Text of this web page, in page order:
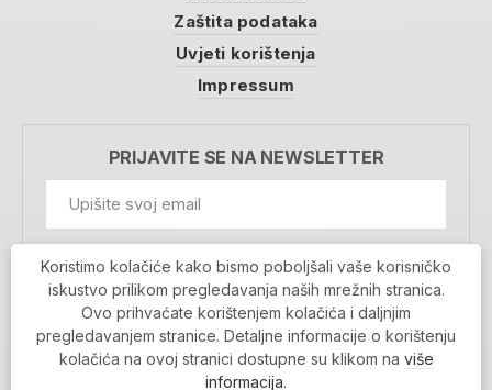
Zaštita podataka
Uvjeti korištenja
Impressum
PRIJAVITE SE NA NEWSLETTER
Prihvaćam da se moji podaci spremaju u bazu
podataka i koriste u svrhu slanja MojaRijeka
newslettera
MOJARIJEKA NEWSLETTER
PRIJAVI SE
Koristimo kolačiće kako bismo poboljšali vaše korisničko
iskustvo prilikom pregledavanja naših mrežnih stranica.
Ovo prihvaćate korištenjem kolačića i daljnjim
pregledavanjem stranice. Detaljne informacije o korištenju
kolačića na ovoj stranici dostupne su klikom na više
informacija.